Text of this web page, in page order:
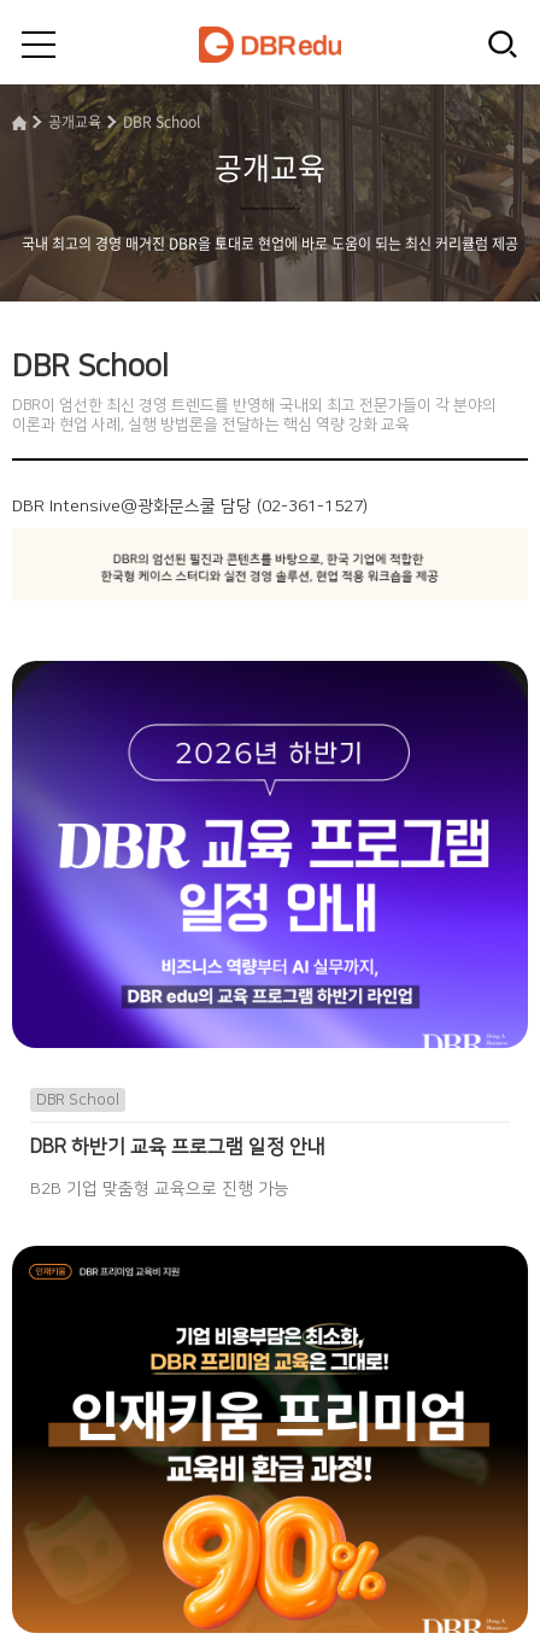
공개교육 DBR School
공개교육
국내 최고의 경영 매거진 DBR을 토대로 현업에 바로 도움이 되는 최신 커리큘럼 제공
DBR School
DBR이 엄선한 최신 경영 트렌드를 반영해 국내외 최고 전문가들이 각 분야의
이론과 현업 사례, 실행 방법론을 전달하는 핵심 역량 강화 교육
DBR Intensive@광화문스쿨 담당 (02-361-1527)
DBR School
DBR 하반기 교육 프로그램 일정 안내
B2B 기업 맞춤형 교육으로 진행 가능